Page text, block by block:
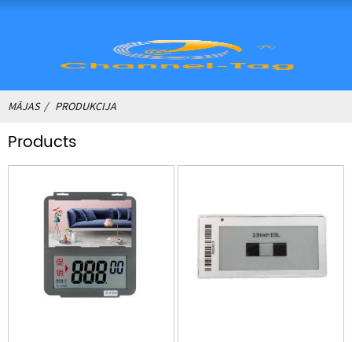
MĀJAS PRODUKCIJA
Products